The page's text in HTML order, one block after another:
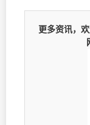
更多资讯，